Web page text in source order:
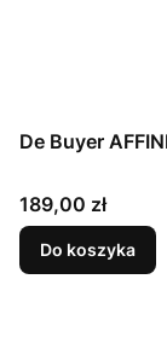
De Buyer
Cena
189,00 zł
Do koszyka